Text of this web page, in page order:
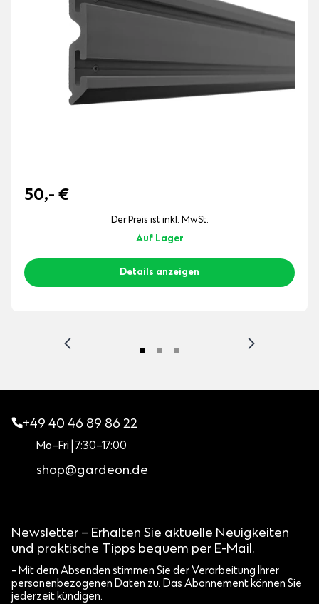
50,- €
Der Preis ist inkl. MwSt.
Auf Lager
Details anzeigen
+49 40 46 89 86 22
Mo–Fri | 7:30–17:00
shop@gardeon.de
Newsletter – Erhalten Sie aktuelle Neuigkeiten
und praktische Tipps bequem per E-Mail.
- Mit dem Absenden stimmen Sie der Verarbeitung Ihrer
personenbezogenen Daten zu. Das Abonnement können Sie
jederzeit kündigen.